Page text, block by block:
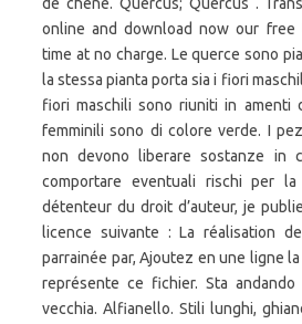
online and download now our
time at no charge. Le querce sono
la stessa pianta porta sia i fiori
fiori maschili sono riuniti in amenti
femminili sono di colore verde. I
non devono liberare sostanze in
comportare eventuali rischi per
détenteur du droit d’auteur, je
licence suivante : La réalisation
parrainée par, Ajoutez en une ligne
représente ce fichier. Sta
vecchia. Alfianello. Stili lunghi,